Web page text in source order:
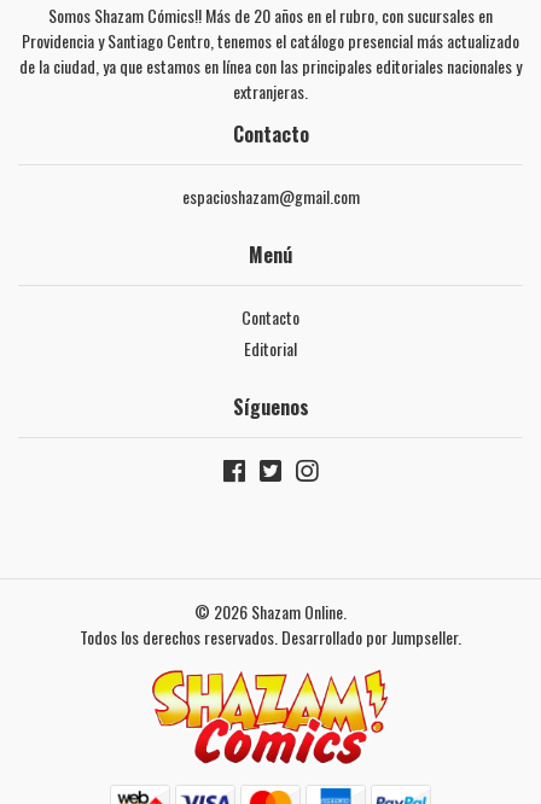
Somos Shazam Cómics!! Más de 20 años en el rubro, con sucursales en
Providencia y Santiago Centro, tenemos el catálogo presencial más actualizado
de la ciudad, ya que estamos en línea con las principales editoriales nacionales y
extranjeras.
Contacto
espacioshazam@gmail.com
Menú
Contacto
Editorial
Síguenos
© 2026 Shazam Online.
Todos los derechos reservados. Desarrollado por Jumpseller.